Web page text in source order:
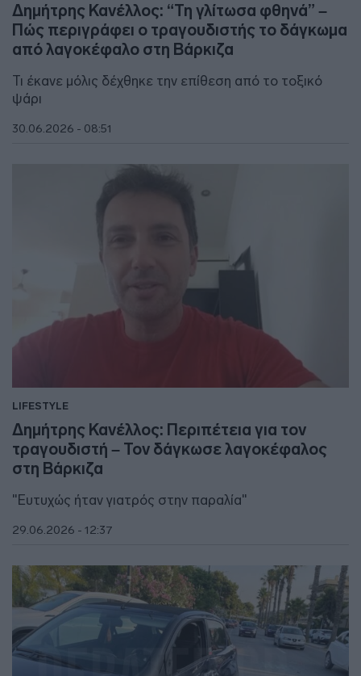
Δημήτρης Κανέλλος: “Τη γλίτωσα φθηνά” –
Πώς περιγράφει ο τραγουδιστής το δάγκωμα
από λαγοκέφαλο στη Βάρκιζα
Τι έκανε μόλις δέχθηκε την επίθεση από το τοξικό
ψάρι
30.06.2026 - 08:51
LIFESTYLE
Δημήτρης Κανέλλος: Περιπέτεια για τον
τραγουδιστή – Τον δάγκωσε λαγοκέφαλος
στη Βάρκιζα
"Ευτυχώς ήταν γιατρός στην παραλία"
29.06.2026 - 12:37